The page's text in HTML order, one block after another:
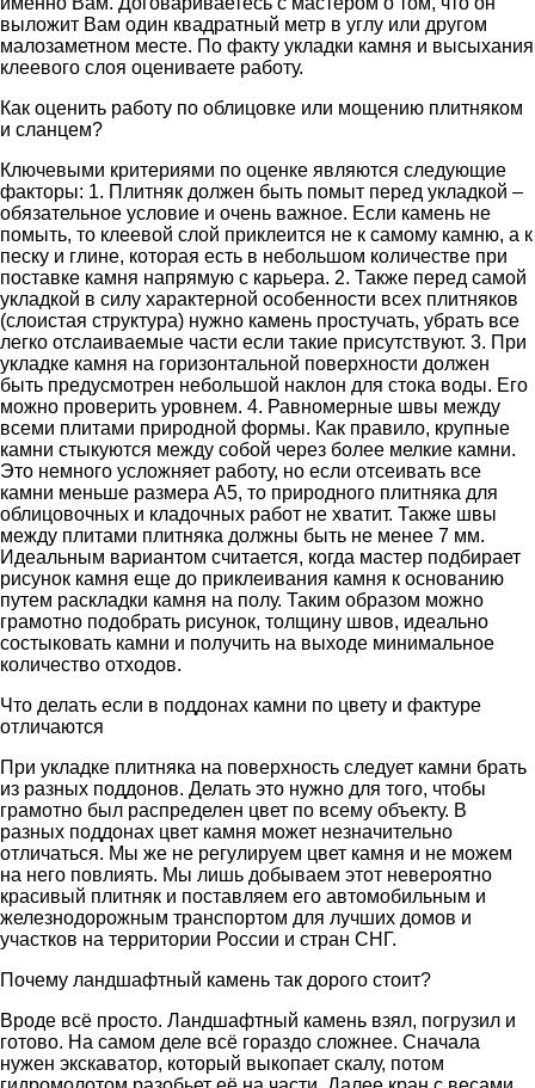
выложит Вам один квадратный метр в углу или другом
малозаметном месте. По факту укладки камня и высыхания
клеевого слоя оцениваете работу.
Как оценить работу по облицовке или мощению плитняком
и сланцем?
Ключевыми критериями по оценке являются следующие
факторы: 1. Плитняк должен быть помыт перед укладкой –
обязательное условие и очень важное. Если камень не
помыть, то клеевой слой приклеится не к самому камню, а к
песку и глине, которая есть в небольшом количестве при
поставке камня напрямую с карьера. 2. Также перед самой
укладкой в силу характерной особенности всех плитняков
(слоистая структура) нужно камень простучать, убрать все
легко отслаиваемые части если такие присутствуют. 3. При
укладке камня на горизонтальной поверхности должен
быть предусмотрен небольшой наклон для стока воды. Его
можно проверить уровнем. 4. Равномерные швы между
всеми плитами природной формы. Как правило, крупные
камни стыкуются между собой через более мелкие камни.
Это немного усложняет работу, но если отсеивать все
камни меньше размера А5, то природного плитняка для
облицовочных и кладочных работ не хватит. Также швы
между плитами плитняка должны быть не менее 7 мм.
Идеальным вариантом считается, когда мастер подбирает
рисунок камня еще до приклеивания камня к основанию
путем раскладки камня на полу. Таким образом можно
грамотно подобрать рисунок, толщину швов, идеально
состыковать камни и получить на выходе минимальное
количество отходов.
Что делать если в поддонах камни по цвету и фактуре
отличаются
При укладке плитняка на поверхность следует камни брать
из разных поддонов. Делать это нужно для того, чтобы
грамотно был распределен цвет по всему объекту. В
разных поддонах цвет камня может незначительно
отличаться. Мы же не регулируем цвет камня и не можем
на него повлиять. Мы лишь добываем этот невероятно
красивый плитняк и поставляем его автомобильным и
железнодорожным транспортом для лучших домов и
участков на территории России и стран СНГ.
Почему ландшафтный камень так дорого стоит?
Вроде всё просто. Ландшафтный камень взял, погрузил и
готово. На самом деле всё гораздо сложнее. Сначала
нужен экскаватор, который выкопает скалу, потом